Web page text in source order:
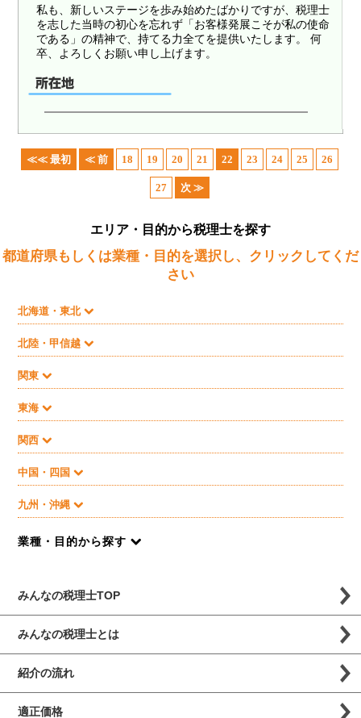
私も、新しいステージを歩み始めたばかりですが、税理士
を志した当時の初心を忘れず「お客様発展こそが私の使命
である」の精神で、持てる力全てを提供いたします。 何
卒、よろしくお願い申し上げます。
≪≪ 最初 ≪ 前 18 19 20 21 22 23 24 25 26
27 次 ≫
エリア・目的から税理士を探す
都道府県もしくは業種・目的を選択し、クリックしてくだ
さい
北海道・東北
北陸・甲信越
関東
東海
関西
中国・四国
九州・沖縄
業種・目的から探す
みんなの税理士TOP
みんなの税理士とは
紹介の流れ
適正価格